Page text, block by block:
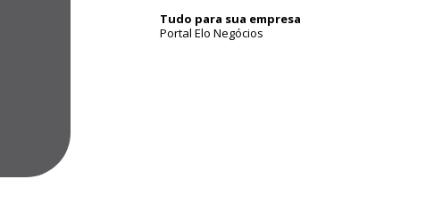
Tudo para sua empresa
Portal Elo Negócios